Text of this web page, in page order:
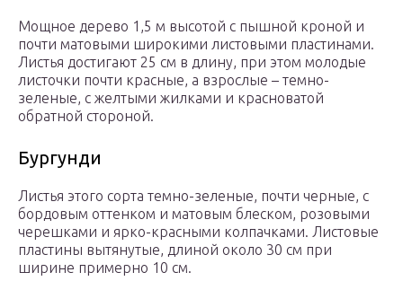
Мощное дерево 1,5 м высотой с пышной кроной и
почти матовыми широкими листовыми пластинами.
Листья достигают 25 см в длину, при этом молодые
листочки почти красные, а взрослые – темно-
зеленые, с желтыми жилками и красноватой
обратной стороной.
Бургунди
Листья этого сорта темно-зеленые, почти черные, с
бордовым оттенком и матовым блеском, розовыми
черешками и ярко-красными колпачками. Листовые
пластины вытянутые, длиной около 30 см при
ширине примерно 10 см.